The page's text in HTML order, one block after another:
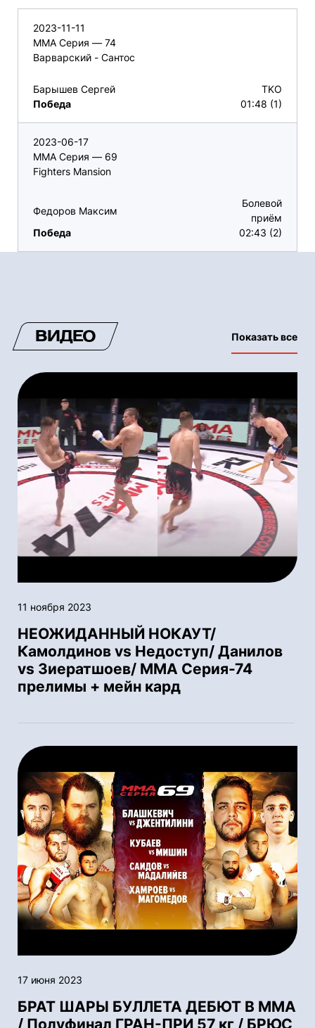
2023-11-11
ММА Серия — 74
Варварский - Сантос
Барышев Сергей
Победа
TKO
01:48 (1)
2023-06-17
ММА Серия — 69
Fighters Mansion
Федоров Максим
Победа
Болевой
приём
02:43 (2)
ВИДЕО Показать все
11 ноября 2023
НЕОЖИДАННЫЙ НОКАУТ/
Камолдинов vs Недоступ/ Данилов
vs Зиератшоев/ ММА Серия-74
прелимы + мейн кард
17 июня 2023
БРАТ ШАРЫ БУЛЛЕТА ДЕБЮТ В ММА
/ Полуфинал ГРАН-ПРИ 57 кг / БРЮС